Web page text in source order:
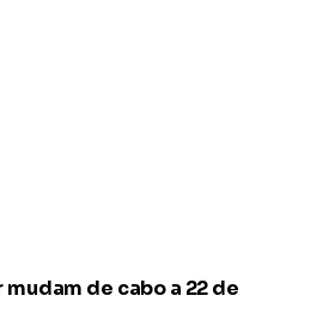
de cabo a 22 de